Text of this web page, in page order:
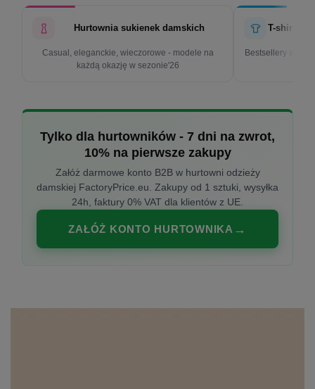
Hurtownia sukienek damskich
Casual, eleganckie, wieczorowe - modele na
każdą okazję w sezonie'26
T-shirty
Bestsellery w
Tylko dla hurtowników - 7 dni na zwrot,
10% na pierwsze zakupy
Załóż darmowe konto B2B w hurtowni odzieży
damskiej FactoryPrice.eu. Zakupy od 1 sztuki, wysyłka
24h, faktury 0% VAT dla klientów z UE.
ZAŁÓŻ KONTO HURTOWNIKA